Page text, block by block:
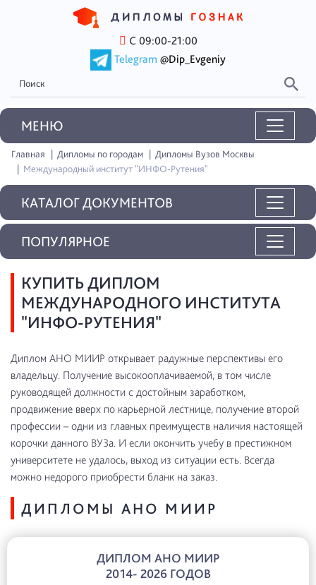
С 09:00-21:00
Telegram @Dip_Evgeniy
MEНЮ
Главная Дипломы по городам
Дипломы Вузов Москвы
Международный институт "ИНФО-Рутения"
КАТАЛОГ ДОКУМЕНТОВ
КУПИТЬ ДИПЛОМ
МЕЖДУНАРОДНОГО ИНСТИТУТА
"ИНФО-РУТЕНИЯ"
Диплом АНО МИИР открывает радужные перспективы его
владельцу. Получение высокооплачиваемой, в том числе
руководящей должности с достойным заработком,
продвижение вверх по карьерной лестнице, получение второй
профессии – одни из главных преимуществ наличия настоящей
корочки данного ВУЗа. И если окончить учебу в престижном
университете не удалось, выход из ситуации есть. Всегда
можно недорого приобрести бланк на заказ.
ДИПЛОМЫ АНО МИИР
ДИПЛОМ АНО МИИР
2014- 2026 ГОДОВ
ПОПУЛЯРНОЕ